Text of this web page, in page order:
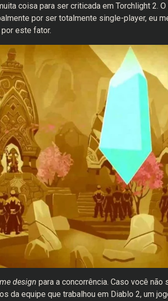
coisa para ser criticada em Torchlight 2.
por ser totalmente single-player, eu
este fator.
design para a concorrência. Caso você não
da equipe que trabalhou em Diablo 2, um